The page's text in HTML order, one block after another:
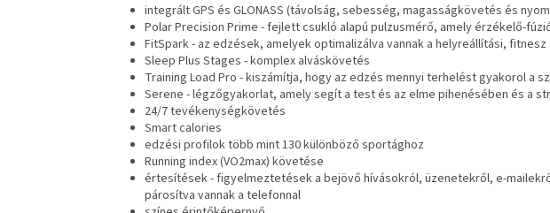
integrált GPS és GLONASS (távolság, sebesség, magasságkövetés és
Polar Precision Prime - fejlett csukló alapú pulzusmérő, amely érzékelő-
FitSpark - az edzések, amelyek optimalizálva vannak a helyreállítási,
Sleep Plus Stages - komplex alváskövetés
Training Load Pro - kiszámítja, hogy az edzés mennyi terhelést gyakorol a
Serene - légzőgyakorlat, amely segít a test és az elme pihenésében és a
24/7 tevékenységkövetés
Smart calories
edzési profilok több mint 130 különböző sportághoz
Running index (VO2max) követése
értesítések - figyelmeztetések a bejövő hívásokról, üzenetekről, e-
párosítva vannak a telefonnal